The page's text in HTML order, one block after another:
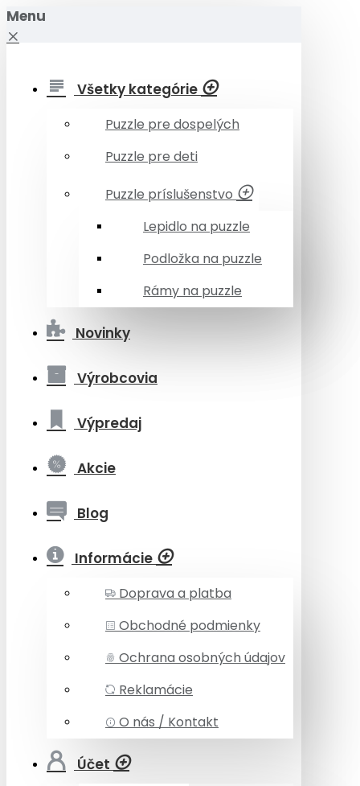
Menu
Všetky kategórie
Puzzle pre dospelých
Puzzle pre deti
Puzzle príslušenstvo
Lepidlo na puzzle
Podložka na puzzle
Rámy na puzzle
Novinky
Výrobcovia
Výpredaj
Akcie
Blog
Informácie
Doprava a platba
Obchodné podmienky
Ochrana osobných údajov
Reklamácie
O nás / Kontakt
Účet